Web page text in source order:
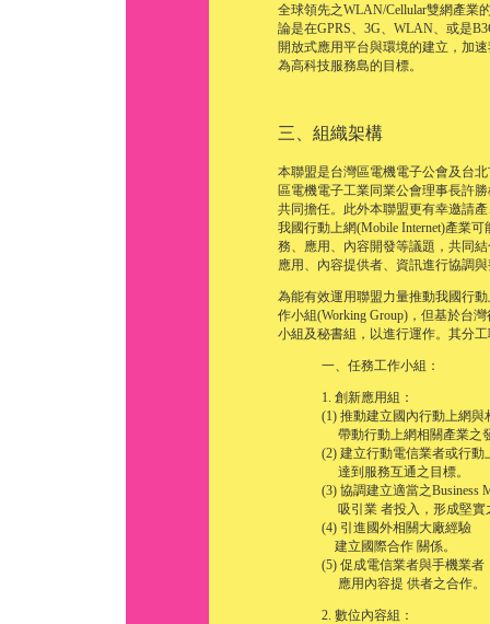
全球領先之WLAN/Cellular雙網產業
論是在GPRS、3G、WLAN、或是
開放式應用平台與環境的建立，加
為高科技服務島的目標。
三、組織架構
本聯盟是台灣區電機電子公會及台
區電機電子工業同業公會理事長許
共同擔任。此外本聯盟更有幸邀請
我國行動上網(Mobile Internet)產業
務、應用、內容開發等議題，共同
應用、內容提供者、資訊進行協調
為能有效運用聯盟力量推動我國行
作小組(Working Group)，但基於台
小組及秘書組，以進行運作。其分
一、任務工作小組：
1. 創新應用組：
(1) 推動建立國內行動上網與
帶動行動上網相關產業之
(2) 建立行動電信業者或行
達到服務互通之目標。
(3) 協調建立適當之Business
吸引業 者投入，形成堅實
(4) 引進國外相關大廠經驗
建立國際合作 關係。
(5) 促成電信業者與手機業者
應用內容提 供者之合作。
2. 數位內容組：